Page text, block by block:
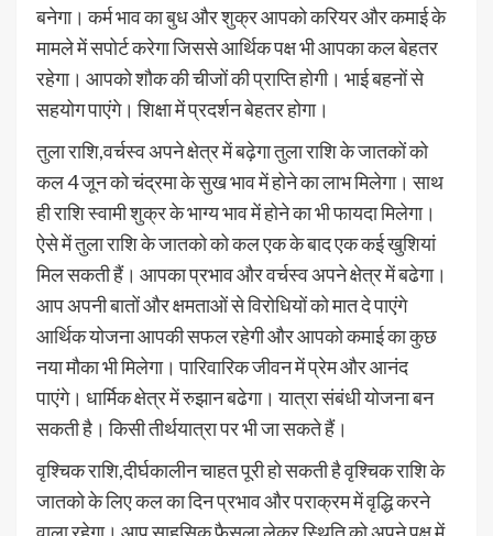
बनेगा। कर्म भाव का बुध और शुक्र आपको करियर और कमाई के
मामले में सपोर्ट करेगा जिससे आर्थिक पक्ष भी आपका कल बेहतर
रहेगा। आपको शौक की चीजों की प्राप्ति होगी। भाई बहनों से
सहयोग पाएंगे। शिक्षा में प्रदर्शन बेहतर होगा।​
तुला राशि,वर्चस्व अपने क्षेत्र में बढ़ेगा तुला राशि के जातकों को
कल 4 जून को चंद्रमा के सुख भाव में होने का लाभ मिलेगा। साथ
ही राशि स्वामी शुक्र के भाग्य भाव में होने का भी फायदा मिलेगा।
ऐसे में तुला राशि के जातको को कल एक के बाद एक कई खुशियां
मिल सकती हैं। आपका प्रभाव और वर्चस्व अपने क्षेत्र में बढेगा।
आप अपनी बातों और क्षमताओं से विरोधियों को मात दे पाएंगे
आर्थिक योजना आपकी सफल रहेगी और आपको कमाई का कुछ
नया मौका भी मिलेगा। पारिवारिक जीवन में प्रेम और आनंद
पाएंगे। धार्मिक क्षेत्र में रुझान बढेगा। यात्रा संबंधी योजना बन
सकती है। किसी तीर्थयात्रा पर भी जा सकते हैं।
वृश्चिक राशि,दीर्घकालीन चाहत पूरी हो सकती है वृश्चिक राशि के
जातको के लिए कल का दिन प्रभाव और पराक्रम में वृद्धि करने